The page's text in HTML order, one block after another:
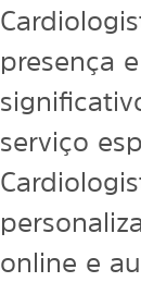
presença
serviço
online e